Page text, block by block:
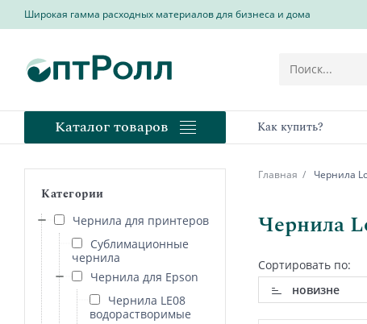
Широкая гамма расходных материалов для бизнеса и дома
Каталог товаров Как купить?
Категории
Чернила для принтеров
Сублимационные
чернила
Чернила для Epson
Чернила LE08
водорастворимые
Главная Чернила
Чернила
Сортировать по:
новизне